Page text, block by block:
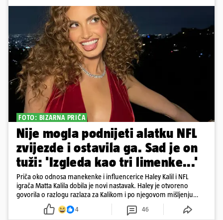
FOTO: BIZARNA PRIČA
Nije mogla podnijeti alatku NFL
zvijezde i ostavila ga. Sad je on
tuži: 'Izgleda kao tri limenke...'
Priča oko odnosa manekenke i influencerice Haley Kalil i NFL
igrača Matta Kalila dobila je novi nastavak. Haley je otvoreno
govorila o razlogu razlaza za Kalikom i po njegovom mišljenju
prešla granicu dobrog ukusa
4 46